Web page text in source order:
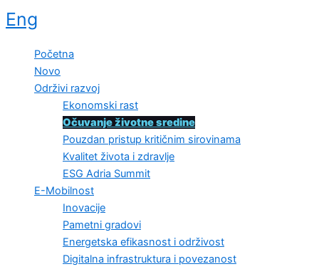
Eng
Početna
Novo
Održivi razvoj
Ekonomski rast
Očuvanje životne sredine
Pouzdan pristup kritičnim sirovinama
Kvalitet života i zdravlje
ESG Adria Summit
E-Mobilnost
Inovacije
Pametni gradovi
Energetska efikasnost i održivost
Digitalna infrastruktura i povezanost